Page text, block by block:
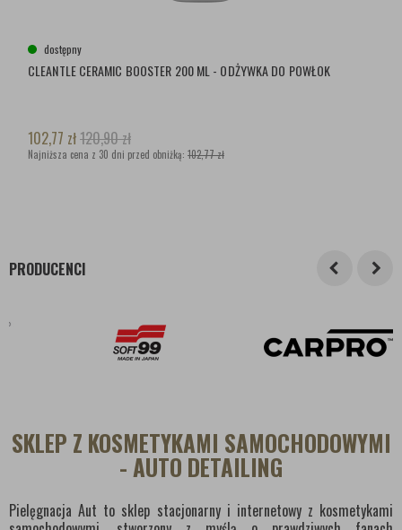
dostępny
CLEANTLE CERAMIC BOOSTER 200 ML - ODŻYWKA DO POWŁOK
102,77 zł120,90zł
Najniższa cena z 30 dni przed obniżką: 102,77 zł
PRODUCENCI
SKLEP Z KOSMETYKAMI SAMOCHODOWYMI
- AUTO DETAILING
Pielęgnacja Aut to sklep stacjonarny i internetowy z kosmetykami